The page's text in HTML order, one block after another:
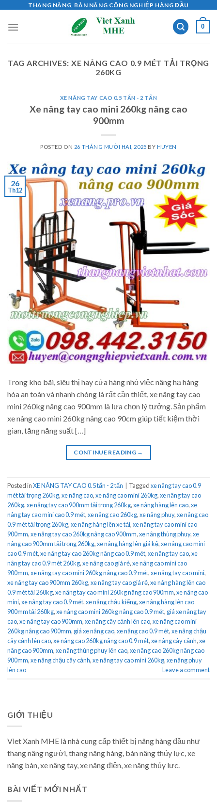
content
THANG NÂNG, BÀN NÂNG CÔNG NGHIỆP HÀNG ĐẦU
0
TAG ARCHIVES: XE NÂNG CAO 0.9 MÉT TẢI TRỌNG
260KG
XE NÂNG TAY CAO 0.5 TẤN - 2 TẤN
Xe nâng tay cao mini 260kg nâng cao
900mm
POSTED ON 26 THÁNG MƯỜI HAI, 2025 BY HUYEN
26
Th12
Trong kho bãi, siêu thị hay cửa hàng nhỏ việc nâng hạ hàng
hóa an toàn và nhanh chóng là rất cần thiết, xe nâng tay cao
mini 260kg nâng cao 900mm là lựa chọn lý tưởng. Sản phẩm
xe nâng cao mini 260kg nâng cao 90cm giúp tiết kiệm thời
gian, tăng năng suất […]
CONTINUE READING →
Posted inXE NÂNG TAY CAO 0.5 tấn - 2 tấn Taggedxe nâng tay cao 0.9
mét tải trọng 260kg,xe nâng cao,xe nâng cao mini 260kg,xe nâng tay cao
260kg,xe nâng tay cao 900mm tải trọng 260kg,xe nâng hàng lên cao,xe
nâng tay cao mini cao 0.9 mét,xe nâng cao 260kg,xe nâng phuy,xe nâng cao
0.9 mét tải trọng 260kg,xe nâng hàng lên xe tải,xe nâng tay cao mini cao
900mm,xe nâng tay cao 260kg nâng cao 900mm,xe nâng thùng phuy,xe
nâng cao 900mm tải trọng 260kg,xe nâng hàng lên giá kệ,xe nâng cao mini
cao 0.9 mét,xe nâng tay cao 260kg nâng cao 0.9 mét,xe nâng tay cao,xe
nâng tay cao 0.9 mét 260kg,xe nâng cao giá rẻ,xe nâng cao mini cao
900mm,xe nâng tay cao mini 260kg nâng cao 0.9 mét,xe nâng tay cao mini,
xe nâng tay cao 900mm 260kg,xe nâng tay cao giá rẻ,xe nâng hàng lên cao
0.9 mét tải 260kg,xe nâng tay cao mini 260kg nâng cao 900mm,xe nâng cao
mini,xe nâng tay cao 0.9 mét,xe nâng chậu kiểng,xe nâng hàng lên cao
900mm tải 260kg,xe nâng cao mini 260kg nâng cao 0.9 mét, giá xe nâng tay
cao,xe nâng tay cao 900mm,xe nâng cây cảnh lên cao,xe nâng cao mini
260kg nâng cao 900mm, giá xe nâng cao,xe nâng cao 0.9 mét,xe nâng chậu
cây cảnh lên cao,xe nâng cao 260kg nâng cao 0.9 mét,xe nâng cây cảnh,xe
nâng cao 900mm,xe nâng thùng phuy lên cao,xe nâng cao 260kg nâng cao
900mm,xe nâng chậu cây cảnh,xe nâng tay cao mini 260kg,xe nâng phuy
lên cao
Leave a comment
GIỚI THIỆU
Viet Xanh MHE là nhà cung cấp thiết bị nâng hàng đầu như
thang nâng người, thang nâng hàng, bàn nâng thủy lực, xe
nâng bàn, xe nâng tay, xe nâng điện, xe nâng thủy lực.
BÀI VIẾT MỚI NHẤT